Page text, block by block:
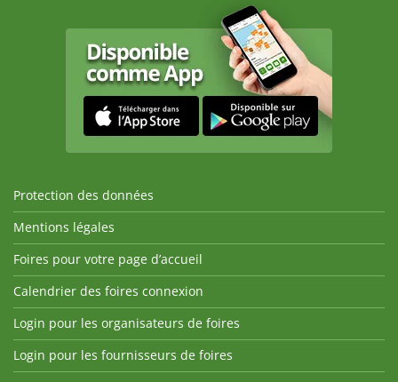
Protection des données
Mentions légales
Foires pour votre page d’accueil
Calendrier des foires connexion
Login pour les organisateurs de foires
Login pour les fournisseurs de foires